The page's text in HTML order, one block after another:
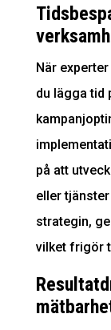
När
du lägga tid
på att
eller
strategin,
vilket frigör